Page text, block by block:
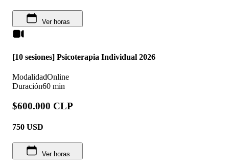
Ver horas
[10 sesiones] Psicoterapia Individual 2026
ModalidadOnline
Duración60 min
$600.000 CLP
750 USD
Ver horas